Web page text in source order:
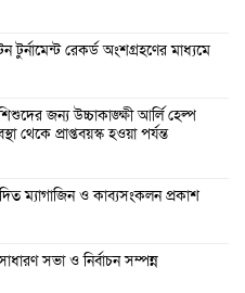
টুর্নামেন্ট রেকর্ড অংশগ্রহণের মাধ্যমে
জন্য উচ্চাকাঙ্ক্ষী আর্লি হেল্প
থেকে প্রাপ্তবয়স্ক হওয়া পর্যন্ত
ম্যাগাজিন ও কাব্যসংকলন প্রকাশ
সভা ও নির্বাচন সম্পন্ন